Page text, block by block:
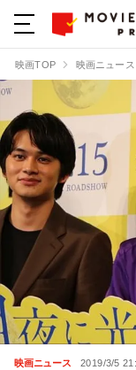
映画TOP 映画ニュー
映画ニュース 2019/3/5